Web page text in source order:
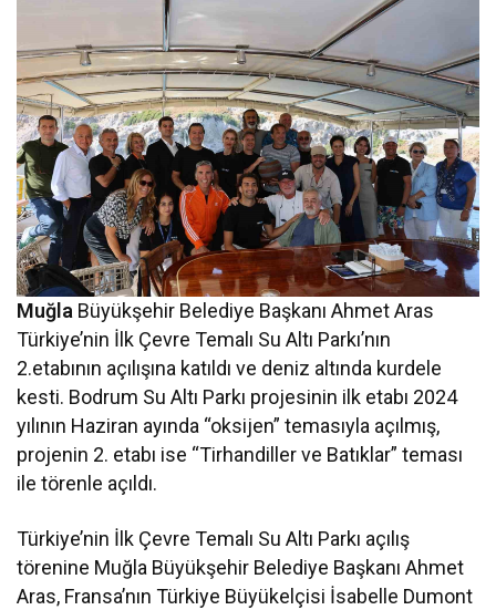
Muğla Büyükşehir Belediye Başkanı Ahmet Aras
Türkiye’nin İlk Çevre Temalı Su Altı Parkı’nın
2.etabının açılışına katıldı ve deniz altında kurdele
kesti. Bodrum Su Altı Parkı projesinin ilk etabı 2024
yılının Haziran ayında “oksijen” temasıyla açılmış,
projenin 2. etabı ise “Tirhandiller ve Batıklar” teması
ile törenle açıldı.
Türkiye’nin İlk Çevre Temalı Su Altı Parkı açılış
törenine Muğla Büyükşehir Belediye Başkanı Ahmet
Aras, Fransa’nın Türkiye Büyükelçisi İsabelle Dumont